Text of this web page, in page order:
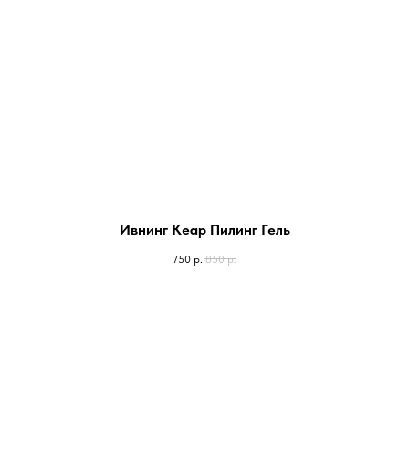
Ивнинг Кеар Пилинг Гель
750 р. 850 р.